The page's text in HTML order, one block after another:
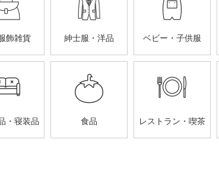
飾雑貨 紳士服・洋品 ベビー・子供服
・寝装品 食品 レストラン・喫茶